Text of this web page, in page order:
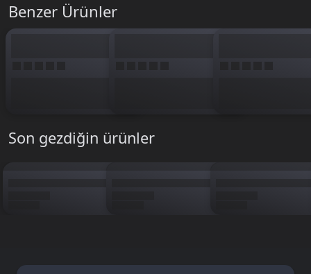
Benzer Ürünler
Son gezdiğin ürünler